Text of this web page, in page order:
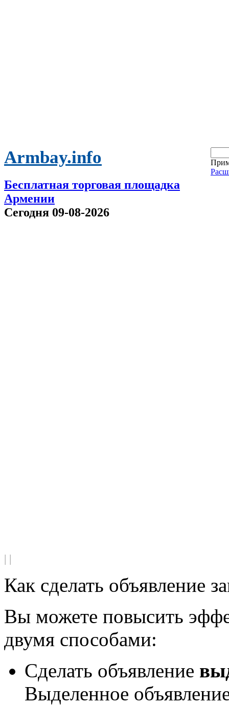
Armbay.info
Бесплатная торговая площадка
Армении
Сегодня 09-08-2026
| |
Как сделать объявление
Вы можете повысить
двумя способами:
Сделать объявление
Выделенное